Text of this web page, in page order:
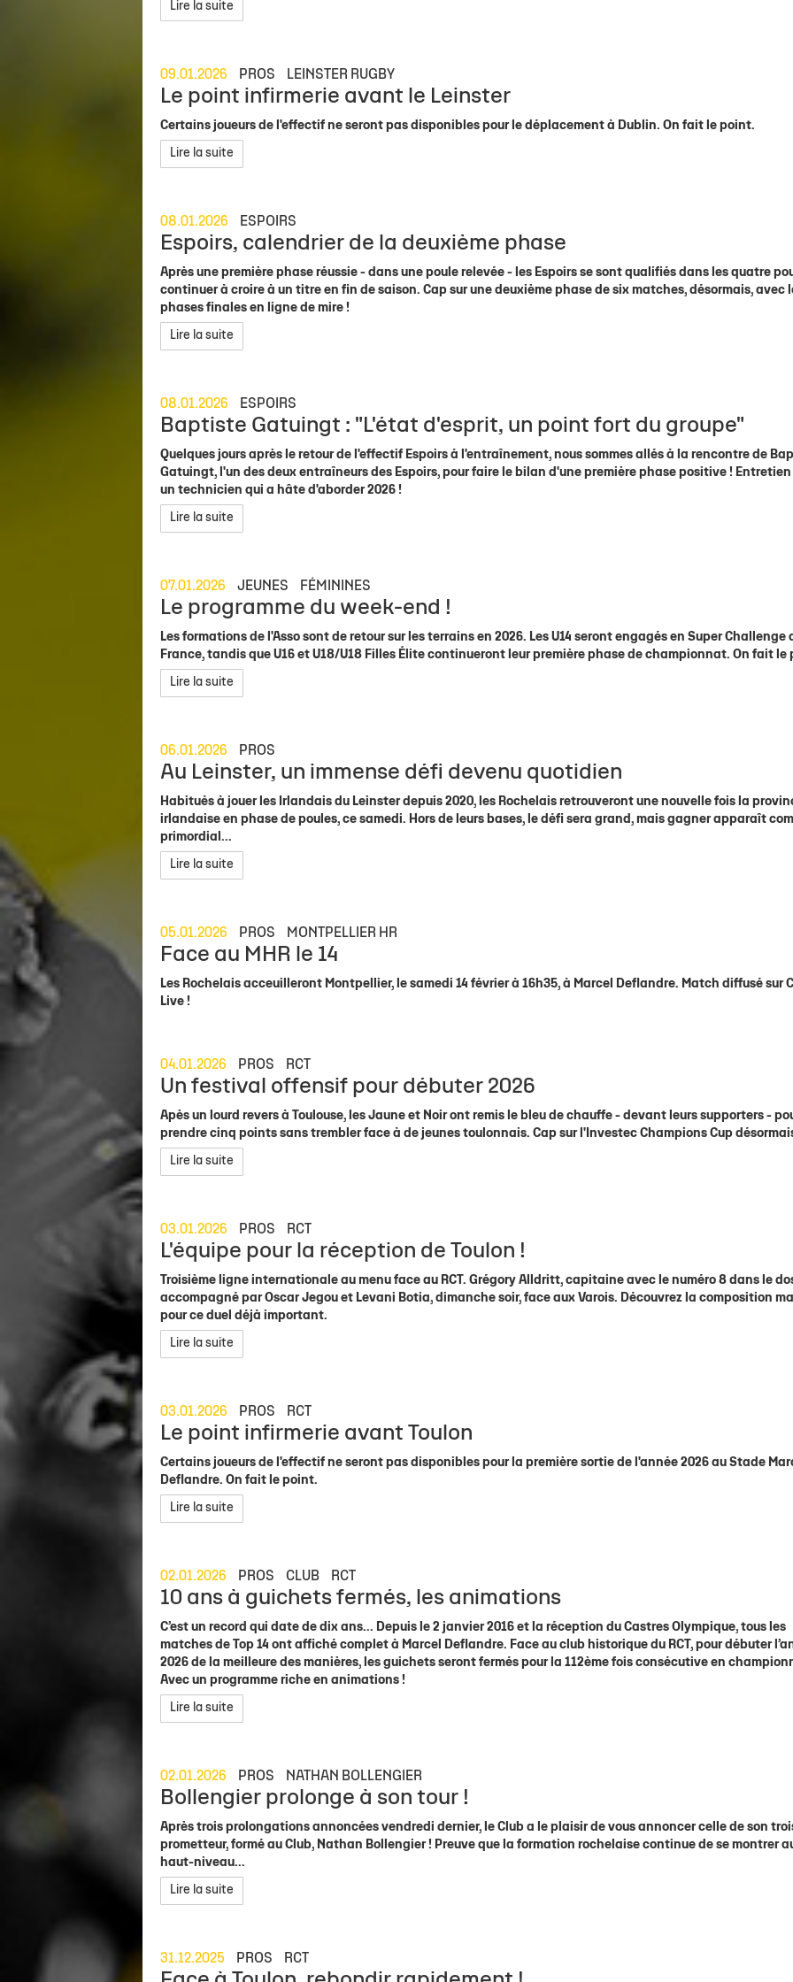
Lire la suite
09.01.2026 PROS LEINSTER RUGBY
Le point infirmerie avant le Leinster
Certains joueurs de l'effectif ne seront pas disponibles pour le déplacement à Dublin. On fait le point.
Lire la suite
08.01.2026 ESPOIRS
Espoirs, calendrier de la deuxième phase
Après une première phase réussie - dans une poule relevée - les Espoirs se sont qualifiés dans les quatre
continuer à croire à un titre en fin de saison. Cap sur une deuxième phase de six matches, désormais, avec
phases finales en ligne de mire !
Lire la suite
08.01.2026 ESPOIRS
Baptiste Gatuingt : "L'état d'esprit, un point fort du groupe"
Quelques jours après le retour de l'effectif Espoirs à l'entraînement, nous sommes allés à la rencontre de
Gatuingt, l'un des deux entraîneurs des Espoirs, pour faire le bilan d'une première phase positive !
un technicien qui a hâte d'aborder 2026 !
Lire la suite
07.01.2026 JEUNES FÉMININES
Le programme du week-end !
Les formations de l'Asso sont de retour sur les terrains en 2026. Les U14 seront engagés en Super Challenge
France, tandis que U16 et U18/U18 Filles Élite continueront leur première phase de championnat. On fait le
Lire la suite
06.01.2026 PROS
Au Leinster, un immense défi devenu quotidien
Habitués à jouer les Irlandais du Leinster depuis 2020, les Rochelais retrouveront une nouvelle fois la
irlandaise en phase de poules, ce samedi. Hors de leurs bases, le défi sera grand, mais gagner apparaît
primordial...
Lire la suite
05.01.2026 PROS MONTPELLIER HR
Face au MHR le 14
Les Rochelais acceuilleront Montpellier, le samedi 14 février à 16h35, à Marcel Deflandre. Match diffusé sur
Live !
04.01.2026 PROS RCT
Un festival offensif pour débuter 2026
Apès un lourd revers à Toulouse, les Jaune et Noir ont remis le bleu de chauffe - devant leurs supporters -
prendre cinq points sans trembler face à de jeunes toulonnais. Cap sur l'Investec Champions Cup
Lire la suite
03.01.2026 PROS RCT
L'équipe pour la réception de Toulon !
Troisième ligne internationale au menu face au RCT. Grégory Alldritt, capitaine avec le numéro 8 dans le
accompagné par Oscar Jegou et Levani Botia, dimanche soir, face aux Varois. Découvrez la composition
pour ce duel déjà important.
Lire la suite
03.01.2026 PROS RCT
Le point infirmerie avant Toulon
Certains joueurs de l'effectif ne seront pas disponibles pour la première sortie de l'année 2026 au Stade
Deflandre. On fait le point.
Lire la suite
02.01.2026 PROS CLUB RCT
10 ans à guichets fermés, les animations
C’est un record qui date de dix ans... Depuis le 2 janvier 2016 et la réception du Castres Olympique, tous les
matches de Top 14 ont affiché complet à Marcel Deflandre. Face au club historique du RCT, pour débuter
2026 de la meilleure des manières, les guichets seront fermés pour la 112ème fois consécutive en
Avec un programme riche en animations !
Lire la suite
02.01.2026 PROS NATHAN BOLLENGIER
Bollengier prolonge à son tour !
Après trois prolongations annoncées vendredi dernier, le Club a le plaisir de vous annoncer celle de son
prometteur, formé au Club, Nathan Bollengier ! Preuve que la formation rochelaise continue de se montrer
haut-niveau...
Lire la suite
31.12.2025 PROS RCT